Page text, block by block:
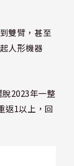
雙臂，甚至
人形機器
2023年一整
返1以上，回